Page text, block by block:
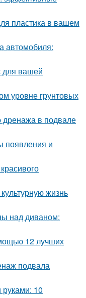
пластика в вашем
автомобиля:
для вашей
уровне грунтовых
дренажа в подвале
появления и
жизнь
над диваном:
12 лучших
подвала
10